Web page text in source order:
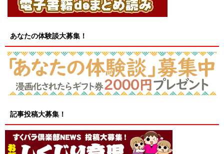
あなたの体験談大募集！
記事投稿大募集！